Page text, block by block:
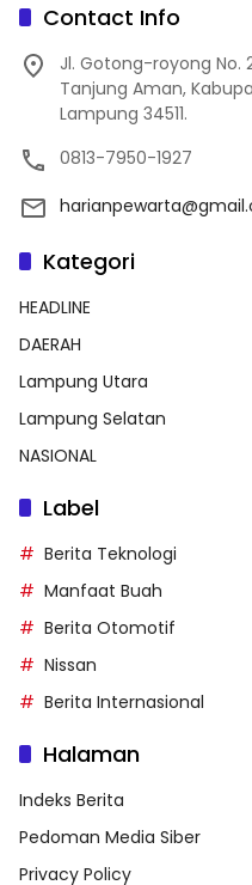
Contact Info
Jl. Gotong-royong No.
Tanjung Aman,
Lampung 34511.
0813-7950-1927
Kategori
HEADLINE
DAERAH
Lampung Utara
Lampung Selatan
NASIONAL
Label
Berita Teknologi
Manfaat Buah
Berita Otomotif
Nissan
Berita Internasional
Halaman
Indeks Berita
Pedoman Media Siber
Privacy Policy